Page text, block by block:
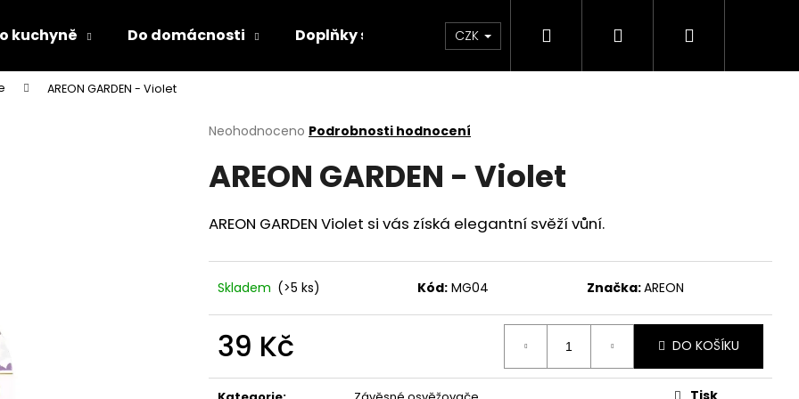
kuchyně Do domácnosti Doplňky s LED světlem Zdraví Výprodej skladových
CZK Hledat PřihlášeníNákupní
AREON GARDEN - Violet
Průměrné
produktu
je
z
5
Neohodnoceno Podrobnosti hodnocení
AREON GARDEN - Violet
AREON GARDEN Violet si vás získá elegantní svěží vůní.
Skladem (>5 ks) Kód: MG04 Značka:AREON
39 Kč
cena:
DO KOŠÍKU
Tisk
Co potřebujete najít?
HLEDAT
PROLOŽKY SADA 3 KUSY
LÁHEV NA PITÍ SKLENĚNÁ V OCHRANNÉM